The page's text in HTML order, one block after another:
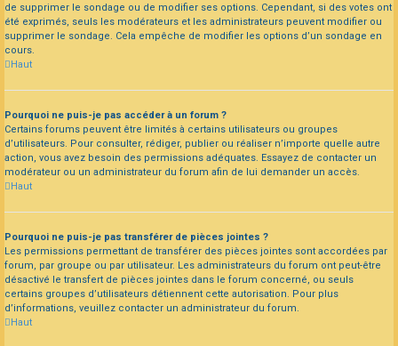
de supprimer le sondage ou de modifier ses options. Cependant, si des votes ont
été exprimés, seuls les modérateurs et les administrateurs peuvent modifier ou
supprimer le sondage. Cela empêche de modifier les options d’un sondage en
cours.
Haut
Pourquoi ne puis-je pas accéder à un forum ?
Certains forums peuvent être limités à certains utilisateurs ou groupes
d’utilisateurs. Pour consulter, rédiger, publier ou réaliser n’importe quelle autre
action, vous avez besoin des permissions adéquates. Essayez de contacter un
modérateur ou un administrateur du forum afin de lui demander un accès.
Haut
Pourquoi ne puis-je pas transférer de pièces jointes ?
Les permissions permettant de transférer des pièces jointes sont accordées par
forum, par groupe ou par utilisateur. Les administrateurs du forum ont peut-être
désactivé le transfert de pièces jointes dans le forum concerné, ou seuls
certains groupes d’utilisateurs détiennent cette autorisation. Pour plus
d’informations, veuillez contacter un administrateur du forum.
Haut